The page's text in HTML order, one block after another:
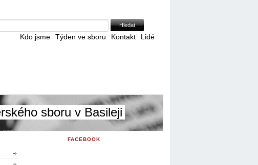
Kdo jsme Týden ve sboru Kontakt Lidé
sboru v Basileji
FACEBOOK